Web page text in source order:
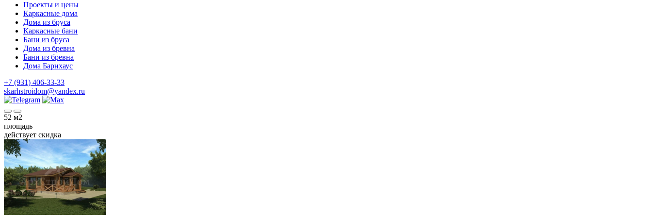
Проекты и цены
Каркасные дома
Дома из бруса
Каркасные бани
Бани из бруса
Дома из бревна
Бани из бревна
Дома Барнхаус
+7 (931) 406-33-33
skarhstroidom@yandex.ru
52 м2
площадь
действует скидка